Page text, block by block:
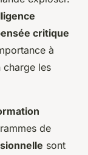
critique
à
charge les
de
sont